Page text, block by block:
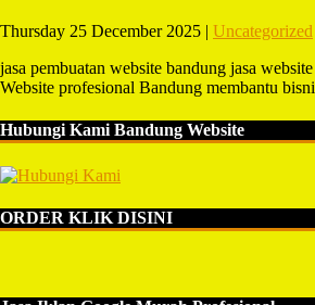
Thursday 25 December 2025 | Uncategorized
jasa pembuatan website bandung jasa
Website profesional Bandung membantu
Hubungi Kami Bandung Website
ORDER KLIK DISINI